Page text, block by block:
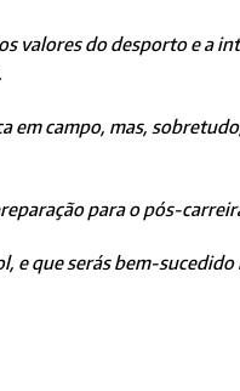
valores do desporto e a
em campo, mas,
para o pós-
e que serás bem-